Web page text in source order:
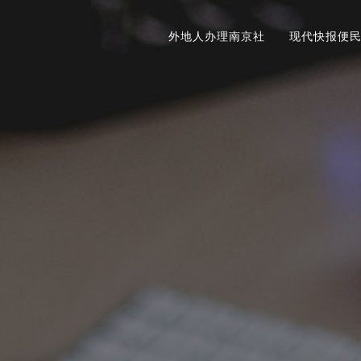
外地人办理南京社 现代快报便